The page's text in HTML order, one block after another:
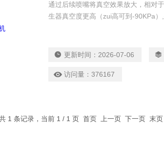
通过后续喷嘴将真空效果放大，相对
生器真空度更高（zui高可到-90KPa）
更新时间： 2026-07-06
访问量： 376167
1 条记录，当前 1 / 1 页 首页 上一页 下一页 末